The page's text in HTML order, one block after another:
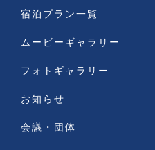
宿泊プラン一覧
ムービーギャラリー
フォトギャラリー
お知らせ
会議・団体